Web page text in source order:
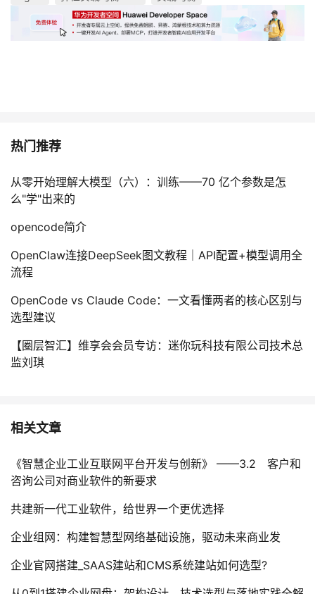
热门推荐
从零开始理解大模型（六）：训练——70 亿个参数是怎
么"学"出来的
opencode简介
OpenClaw连接DeepSeek图文教程｜API配置+模型调用全
流程
OpenCode vs Claude Code：一文看懂两者的核心区别与
选型建议
【圈层智汇】维享会会员专访：迷你玩科技有限公司技术总
监刘琪
相关文章
《智慧企业工业互联网平台开发与创新》 ——3.2 客户和
咨询公司对商业软件的新要求
共建新一代工业软件，给世界一个更优选择
企业组网：构建智慧型网络基础设施，驱动未来商业发
企业官网搭建_SAAS建站和CMS系统建站如何选型?